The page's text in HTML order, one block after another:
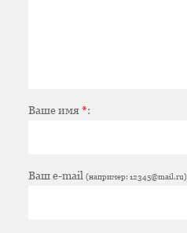
Ваше имя*:
Ваш e-mail (например: 12345@mail.ru)